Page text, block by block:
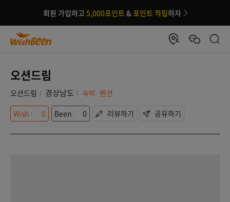
회원 가입하고 5,000포인트 &포인트 적립하자
오션드림
오션드림 경상남도
숙박·펜션
Wish
0 Been 0 리뷰하기 공유하기